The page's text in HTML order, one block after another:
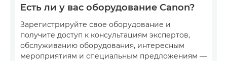
Есть ли у вас оборудование Canon?
Зарегистрируйте свое оборудование и
получите доступ к консультациям экспертов,
обслуживанию оборудования, интересным
мероприятиям и специальным предложениям —